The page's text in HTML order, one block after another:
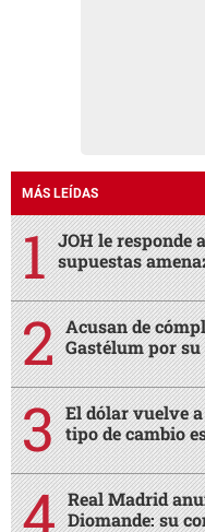
MÁS LEÍDAS
JOH le responde
supuestas
Acusan de
Gastélum por
El dólar vuelve
tipo de cambio
Real Madrid
Diomande: su